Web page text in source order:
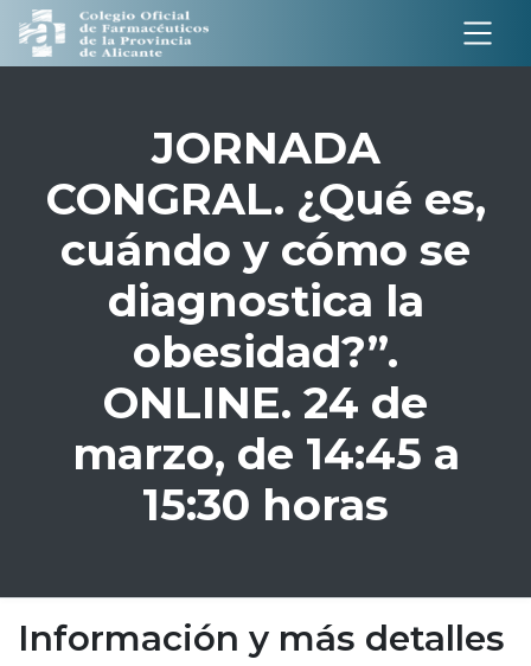
Salto a contenido
JORNADA
CONGRAL. ¿Qué es,
cuándo y cómo se
diagnostica la
obesidad?”.
ONLINE. 24 de
marzo, de 14:45 a
15:30 horas
Información y más detalles